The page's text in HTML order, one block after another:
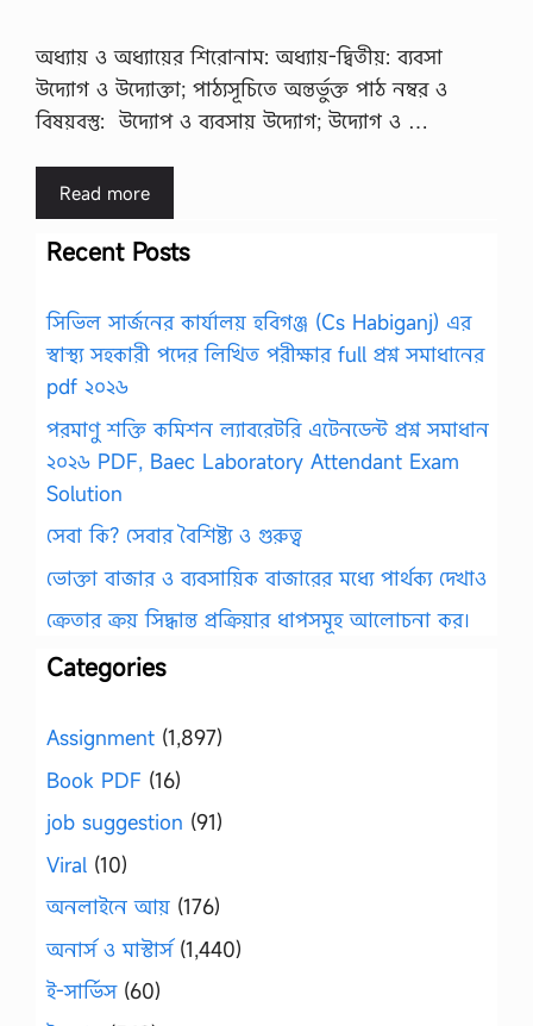
অধ্যায় ও অধ্যায়ের শিরােনাম: অধ্যায়-দ্বিতীয়: ব্যবসা
উদ্যোগ ও উদ্যোক্তা; পাঠ্যসূচিতে অন্তর্ভুক্ত পাঠ নম্বর ও
বিষয়বস্তু: উদ্যোপ ও ব্যবসায় উদ্যোগ; উদ্যোগ ও …
Read more
Recent Posts
সিভিল সার্জনের কার্যালয় হবিগঞ্জ (Cs Habiganj) এর
স্বাস্থ্য সহকারী পদের লিখিত পরীক্ষার full প্রশ্ন সমাধানের
pdf ২০২৬
পরমাণু শক্তি কমিশন ল্যাবরেটরি এটেনডেন্ট প্রশ্ন সমাধান
২০২৬ PDF, Baec Laboratory Attendant Exam
Solution
সেবা কি? সেবার বৈশিষ্ট্য ও গুরুত্ব
ভোক্তা বাজার ও ব্যবসায়িক বাজারের মধ্যে পার্থক্য দেখাও
ক্রেতার ক্রয় সিদ্ধান্ত প্রক্রিয়ার ধাপসমূহ আলোচনা কর।
Categories
Assignment (1,897)
Book PDF (16)
job suggestion (91)
Viral (10)
অনলাইনে আয় (176)
অনার্স ও মাস্টার্স(1,440)
ই-সার্ভিস(60)